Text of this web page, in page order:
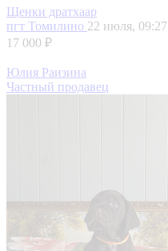
Щенки дратхаар
пгт Томилино 22 июля, 09:27
17 000 ₽
Юлия Раизина
Частный продавец